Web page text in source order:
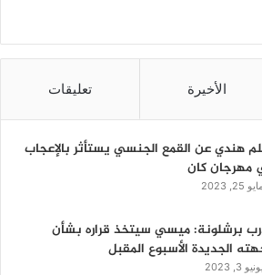
الأخيرة تعليقات
هندي عن القمع الجنسي يستأثر بالإعجاب
مهرجان كان
مايو 25, 2023
برشلونة: ميسي سيتخذ قراره بشأن
الجديدة الأسبوع المقبل
يونيو 3, 2023